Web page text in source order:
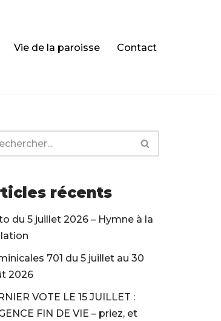
Vie de la paroisse Contact
récents
du 5 juillet 2026 – Hymne à la
701 du 5 juillet au 30
2026
VOTE LE 15 JUILLET :
FIN DE VIE – priez, et